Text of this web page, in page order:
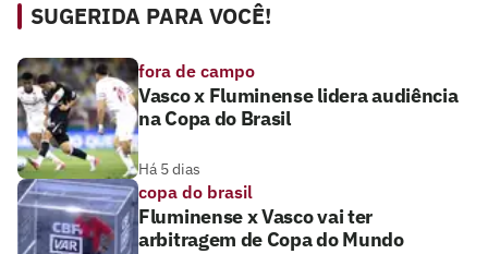
SUGERIDA PARA VOCÊ!
fora de campo
Vasco x Fluminense lidera audiência
na Copa do Brasil
Há 5 dias
copa do brasil
Fluminense x Vasco vai ter
arbitragem de Copa do Mundo